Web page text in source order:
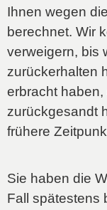
Ihnen wegen
berechnet. Wir
verweigern, bis
zurückerhalten
erbracht
zurückgesandt
frühere
Sie haben die
Fall spätestens